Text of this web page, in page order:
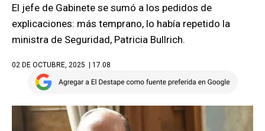
El jefe de Gabinete se sumó a los pedidos de
explicaciones: más temprano, lo había repetido la
ministra de Seguridad, Patricia Bullrich.
02 DE OCTUBRE, 2025 | 17.08